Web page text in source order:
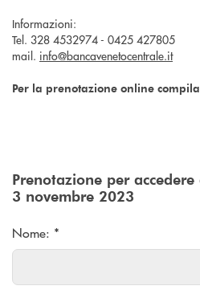
Informazioni:
Tel. 328 4532974 - 0425 427805
mail. info@bancavenetocentrale.it
Per la prenotazione online
Prenotazione per
3 novembre 2023
Nome: *